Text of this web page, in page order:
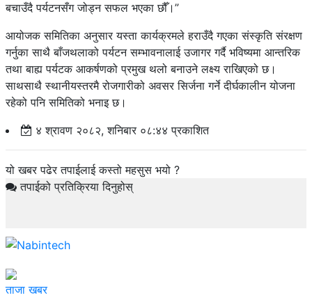
बचाउँदै पर्यटनसँग जोड्न सफल भएका छौँ।”
आयोजक समितिका अनुसार यस्ता कार्यक्रमले हराउँदै गएका संस्कृति संरक्षण
गर्नुका साथै बाँजथलाको पर्यटन सम्भावनालाई उजागर गर्दै भविष्यमा आन्तरिक
तथा बाह्य पर्यटक आकर्षणको प्रमुख थलो बनाउने लक्ष्य राखिएको छ।
साथसाथै स्थानीयस्तरमै रोजगारीको अवसर सिर्जना गर्ने दीर्घकालीन योजना
रहेको पनि समितिको भनाइ छ।
४ श्रावण २०८२, शनिबार ०८:४४ प्रकाशित
यो खबर पढेर तपाईलाई कस्तो महसुस भयो ?
तपाईको प्रतिक्रिया दिनुहोस्
ताजा खबर